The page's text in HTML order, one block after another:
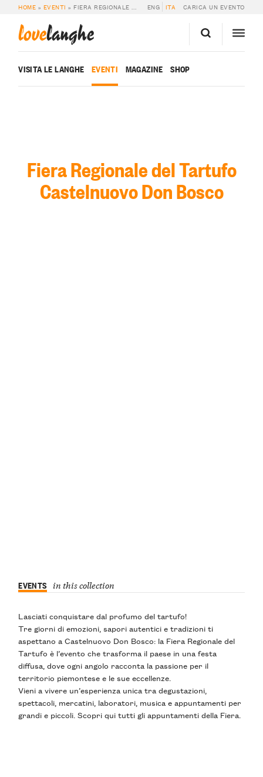
HOME » EVENTI » FIERA REGIONALE DEL TARTUFO DI CASTELNUOVO DON BOSCO ENG ITA CARICA UN EVENTO
lovelanghe
VISITA LE LANGHE EVENTI MAGAZINE SHOP
Fiera Regionale del Tartufo
Castelnuovo Don Bosco
EVENTS in this collection
Lasciati conquistare dal profumo del tartufo!
Tre giorni di emozioni, sapori autentici e tradizioni ti
aspettano a Castelnuovo Don Bosco: la Fiera Regionale del
Tartufo è l’evento che trasforma il paese in una festa
diffusa, dove ogni angolo racconta la passione per il
territorio piemontese e le sue eccellenze.
Vieni a vivere un’esperienza unica tra degustazioni,
spettacoli, mercatini, laboratori, musica e appuntamenti per
grandi e piccoli. Scopri qui tutti gli appuntamenti della Fiera.